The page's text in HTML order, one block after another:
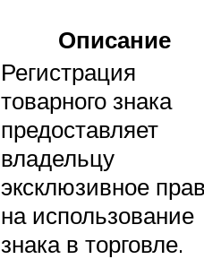
Описание
Регистрация
товарного знака
предоставляет
владельцу
эксклюзивное
на использование
знака в торговле.